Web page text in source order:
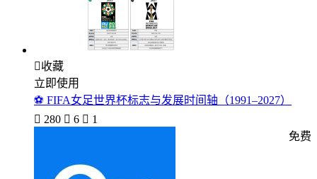
收藏
立即使用
⚽ FIFA女足世界杯标志与发展时间轴（1991–2027）
 280  6  1
免费